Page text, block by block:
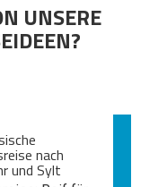
UNSERE
nach
und Sylt